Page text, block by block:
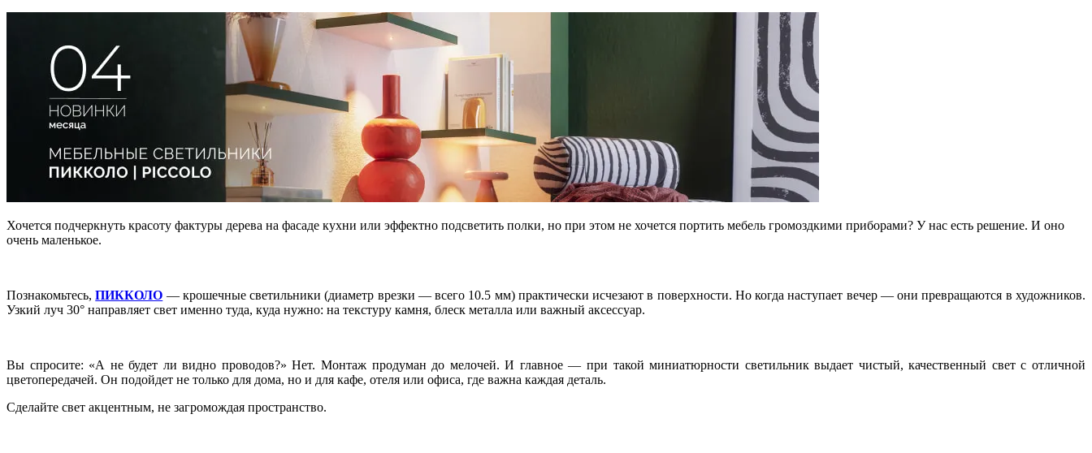
Хочется подчеркнуть красоту фактуры дерева на фасаде кухни или эффектно подсветить полки, но при этом не хочется портить мебель громоздкими приборами? У нас есть решение. И оно
очень маленькое.
Познакомьтесь,ПИККОЛО — крошечные светильники (диаметр врезки — всего 10.5 мм) практически исчезают в поверхности. Но когда наступает вечер — они превращаются в художников.
Узкий луч 30° направляет свет именно туда, куда нужно: на текстуру камня, блеск металла или важный аксессуар.
Вы спросите: «А не будет ли видно проводов?» Нет. Монтаж продуман до мелочей. И главное — при такой миниатюрности светильник выдает чистый, качественный свет с отличной
цветопередачей. Он подойдет не только для дома, но и для кафе, отеля или офиса, где важна каждая деталь.
Сделайте свет акцентным, не загромождая пространство.